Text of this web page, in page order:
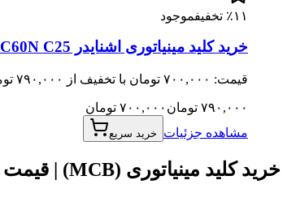
٪۱۱ تخفیفموجود
خرید کلید مینیاتوری اشنایدر C60N C25 | فیوز 25 آمپر تیپ C تک پل
قیمت: ۷۰۰,۰۰۰ تومان با تخفیف از ۷۹۰,۰۰۰ تومان
۷۹۰,۰۰۰ تومان ۷۰۰,۰۰۰ تومان
مشاهده جزئیات
خرید سریع
خرید کلید مینیاتوری (MCB) | قیمت فیوز مینیاتوری تک فاز و سه فاز